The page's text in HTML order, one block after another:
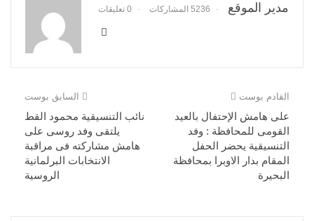
مدير الموقع 5236 المشاركات 0 تعليقات
السابق بوست
نائب التنسيقية محمود القط
يلتقى وفد روسى على
هامش مشاركته فى مراقبة
الانتخابات البرلمانية
الروسية
القادم بوست
على هامش الإحتفال بالعيد
القومى للمحافظة : وفد
التنسيقية يحضر الحفل
المقام بدار الاوبرا بمحافظة
البحيرة